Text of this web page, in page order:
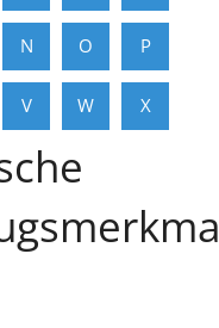
N O P
V W X